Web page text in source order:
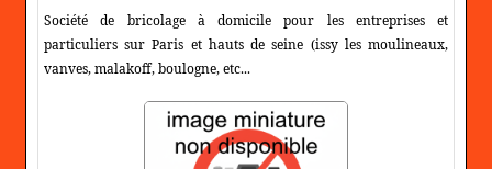
Société de bricolage à domicile pour les entreprises et
particuliers sur Paris et hauts de seine (issy les moulineaux,
vanves, malakoff, boulogne, etc...